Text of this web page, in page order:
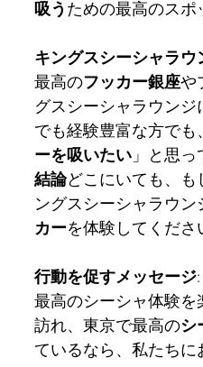
吸う ための最高のスポ
キングスシーシャラ
最高のフッカー銀座や
グスシーシャラウン
でも経験豊富な方でも
ーを吸いたい 」と思
結論どこにいても、も
ングスシーシャラウ
カーを体験してくださ
行動を促すメッセージ:
最高のシーシャ体験を
訪れ、東京で最高のシ
ているなら、私たちに